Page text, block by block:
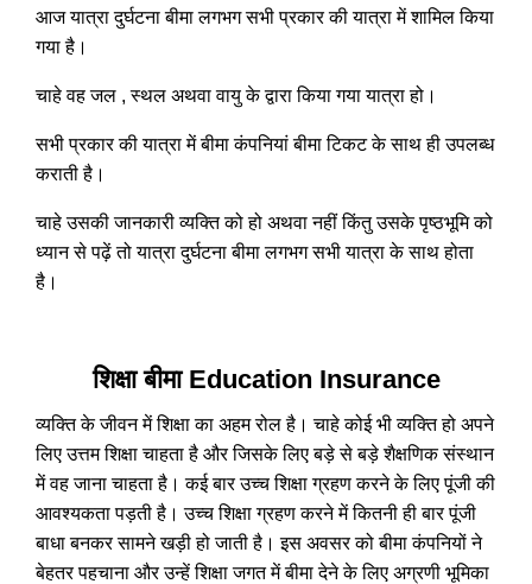
आज यात्रा दुर्घटना बीमा लगभग सभी प्रकार की यात्रा में शामिल किया
गया है।
चाहे वह जल , स्थल अथवा वायु के द्वारा किया गया यात्रा हो।
सभी प्रकार की यात्रा में बीमा कंपनियां बीमा टिकट के साथ ही उपलब्ध
कराती है।
चाहे उसकी जानकारी व्यक्ति को हो अथवा नहीं किंतु उसके पृष्ठभूमि को
ध्यान से पढ़ें तो यात्रा दुर्घटना बीमा लगभग सभी यात्रा के साथ होता
है।
शिक्षा बीमा Education Insurance
व्यक्ति के जीवन में शिक्षा का अहम रोल है। चाहे कोई भी व्यक्ति हो अपने
लिए उत्तम शिक्षा चाहता है और जिसके लिए बड़े से बड़े शैक्षणिक संस्थान
में वह जाना चाहता है। कई बार उच्च शिक्षा ग्रहण करने के लिए पूंजी की
आवश्यकता पड़ती है। उच्च शिक्षा ग्रहण करने में कितनी ही बार पूंजी
बाधा बनकर सामने खड़ी हो जाती है। इस अवसर को बीमा कंपनियों ने
बेहतर पहचाना और उन्हें शिक्षा जगत में बीमा देने के लिए अग्रणी भूमिका